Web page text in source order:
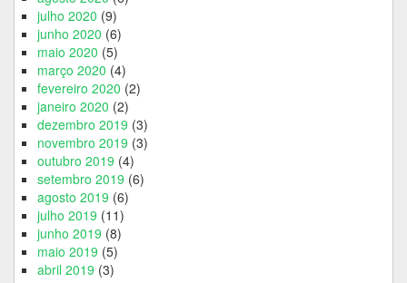
julho 2020 (9)
junho 2020 (6)
maio 2020 (5)
março 2020 (4)
fevereiro 2020 (2)
janeiro 2020 (2)
dezembro 2019 (3)
novembro 2019 (3)
outubro 2019 (4)
setembro 2019 (6)
agosto 2019 (6)
julho 2019 (11)
junho 2019 (8)
maio 2019 (5)
abril 2019 (3)